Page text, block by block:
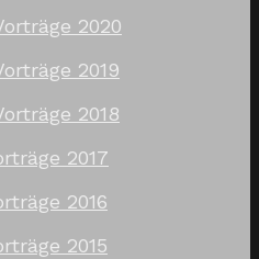
2020
2019
2018
2017
2016
2015